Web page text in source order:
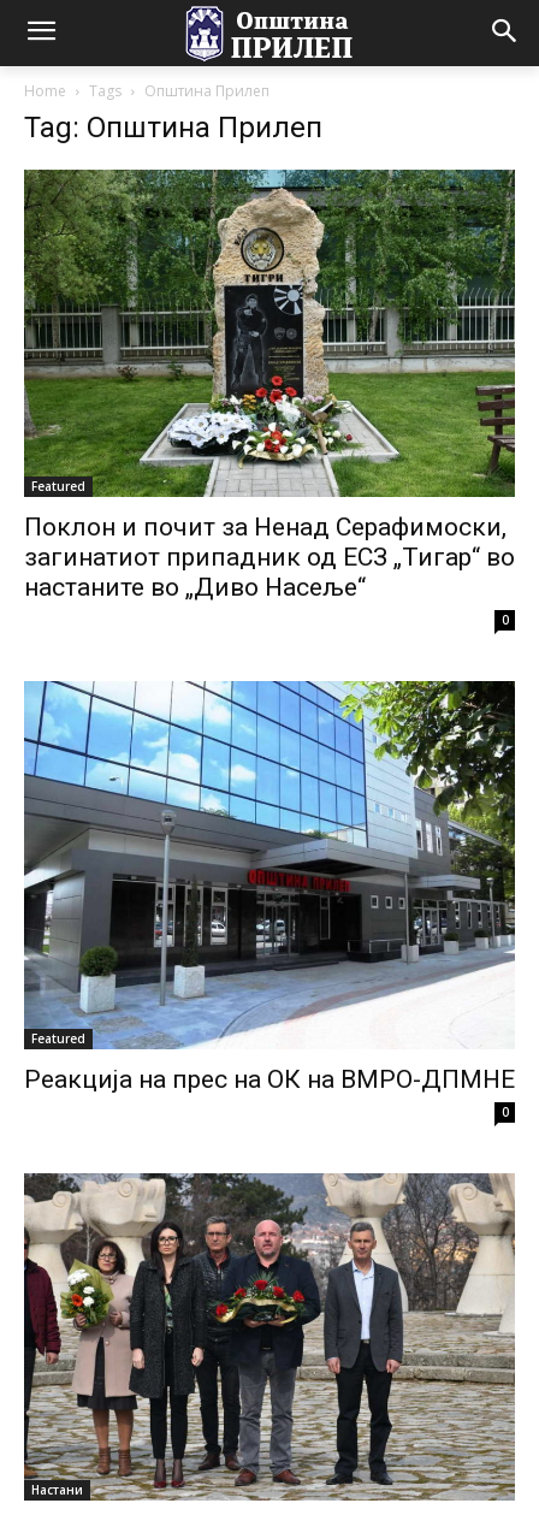
Home Tags Општина Прилеп
Tag: Општина Прилеп
Featured
Поклон и почит за Ненад Серафимоски,
загинатиот припадник од ЕСЗ „Тигар“ во
настаните во „Диво Насеље“
0
Featured
Реакција на прес на ОК на ВМРО-ДПМНЕ
0
Настани